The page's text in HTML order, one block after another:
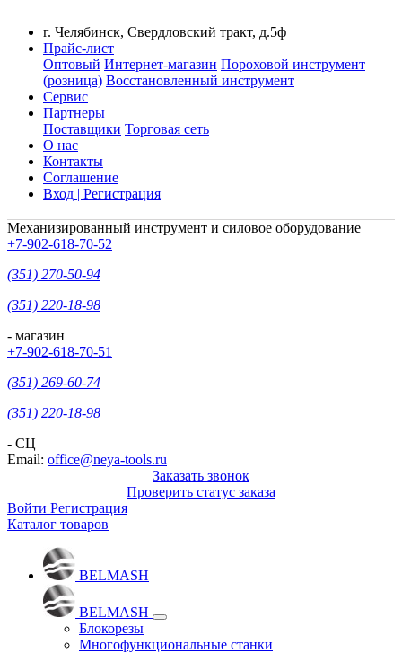
г. Челябинск, Свердловский тракт, д.5ф
Прайс-лист
Оптовый Интернет-магазин Пороховой инструмент
(розница) Восстановленный инструмент
Сервис
Партнеры
Поставщики Торговая сеть
О нас
Контакты
Соглашение
Вход | Регистрация
Механизированный инструмент и силовое оборудование
+7-902-618-70-52
(351) 270-50-94
(351) 220-18-98
- магазин
+7-902-618-70-51
(351) 269-60-74
(351) 220-18-98
- СЦ
Email: office@neya-tools.ru
Заказать звонок
Проверить статус заказа
Войти Регистрация
Каталог товаров
BELMASH
BELMASH
Блокорезы
Многофункциональные станки